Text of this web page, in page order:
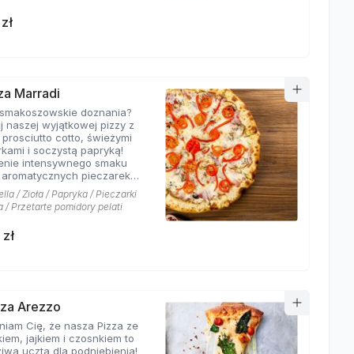
tradycyjnych
jako danie na imprezę
- na pewno zadowoli
gości!
Marradi
doznania?
naszej wyjątkowej pizzy z
cotto, świeżymi
i soczystą papryką!
intensywnego smaku
pieczarek i
papryki sprawi, że
smakowe eksplodują
Zamów już teraz i
/ Zioła / Papryka / Pieczarki
/ Przetarte pomidory pelati
Arezzo
Cię, że nasza Pizza ze
jajkiem i czosnkiem to
uczta dla podniebienia!